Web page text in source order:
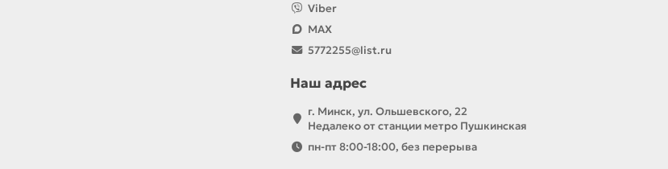
Viber
MAX
5772255@list.ru
Наш адрес
г. Минск, ул. Ольшевского, 22
Недалеко от станции метро Пушкинская
пн-пт 8:00-18:00, без перерыва